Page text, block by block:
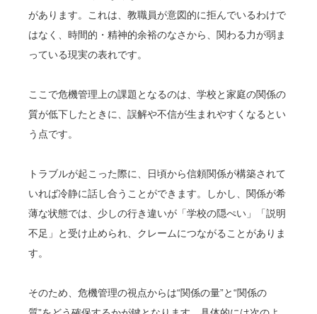
があります。これは、教職員が意図的に拒んでいるわけで
はなく、時間的・精神的余裕のなさから、関わる力が弱ま
っている現実の表れです。
ここで危機管理上の課題となるのは、学校と家庭の関係の
質が低下したときに、誤解や不信が生まれやすくなるとい
う点です。
トラブルが起こった際に、日頃から信頼関係が構築されて
いれば冷静に話し合うことができます。しかし、関係が希
薄な状態では、少しの行き違いが「学校の隠ぺい」「説明
不足」と受け止められ、クレームにつながることがありま
す。
そのため、危機管理の視点からは“関係の量”と“関係の